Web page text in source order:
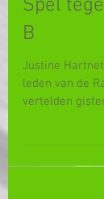
B
Justine
verhaal van...